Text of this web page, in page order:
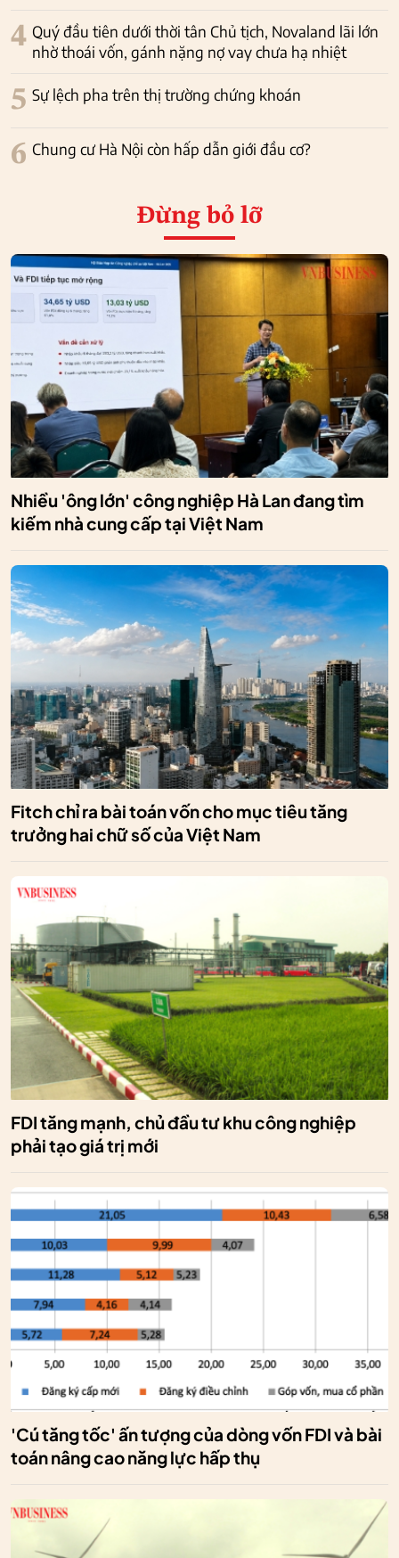
4 Quý đầu tiên dưới thời tân Chủ tịch, Novaland lãi lớn
nhờ thoái vốn, gánh nặng nợ vay chưa hạ nhiệt
5 Sự lệch pha trên thị trường chứng khoán
6 Chung cư Hà Nội còn hấp dẫn giới đầu cơ?
Đừng bỏ lỡ
Nhiều 'ông lớn' công nghiệp Hà Lan đang tìm
kiếm nhà cung cấp tại Việt Nam
Fitch chỉ ra bài toán vốn cho mục tiêu tăng
trưởng hai chữ số của Việt Nam
FDI tăng mạnh, chủ đầu tư khu công nghiệp
phải tạo giá trị mới
'Cú tăng tốc' ấn tượng của dòng vốn FDI và bài
toán nâng cao năng lực hấp thụ